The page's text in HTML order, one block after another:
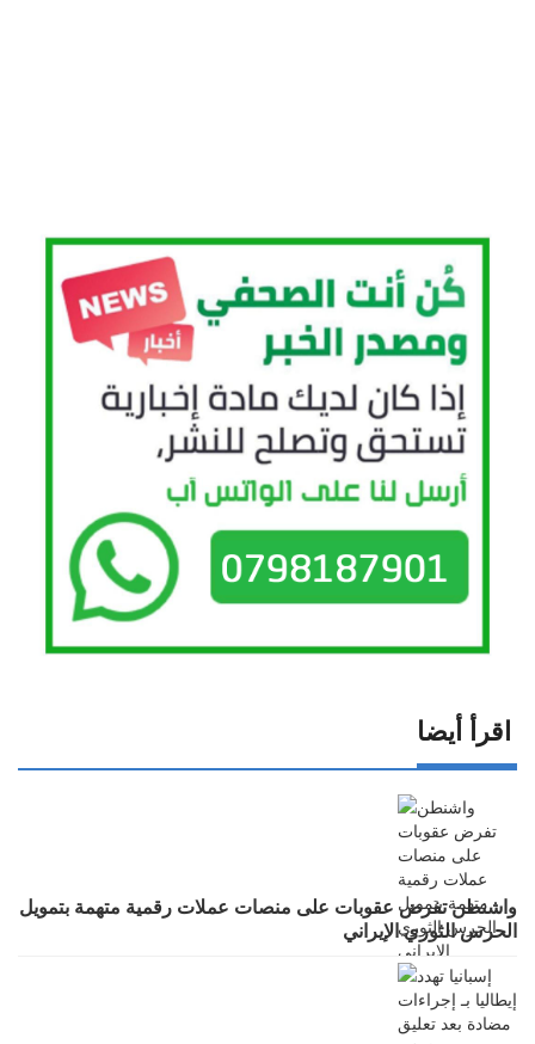
اقرأ أيضا
واشنطن تفرض عقوبات على منصات عملات رقمية متهمة بتمويل
الحرس الثوري الإيراني